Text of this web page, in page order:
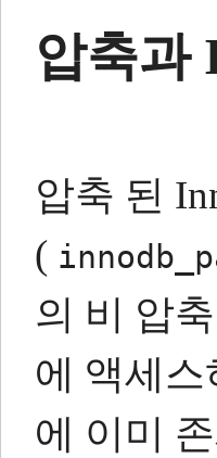
압축과
압축 된
(
의 비 압
에 액세
에 이미